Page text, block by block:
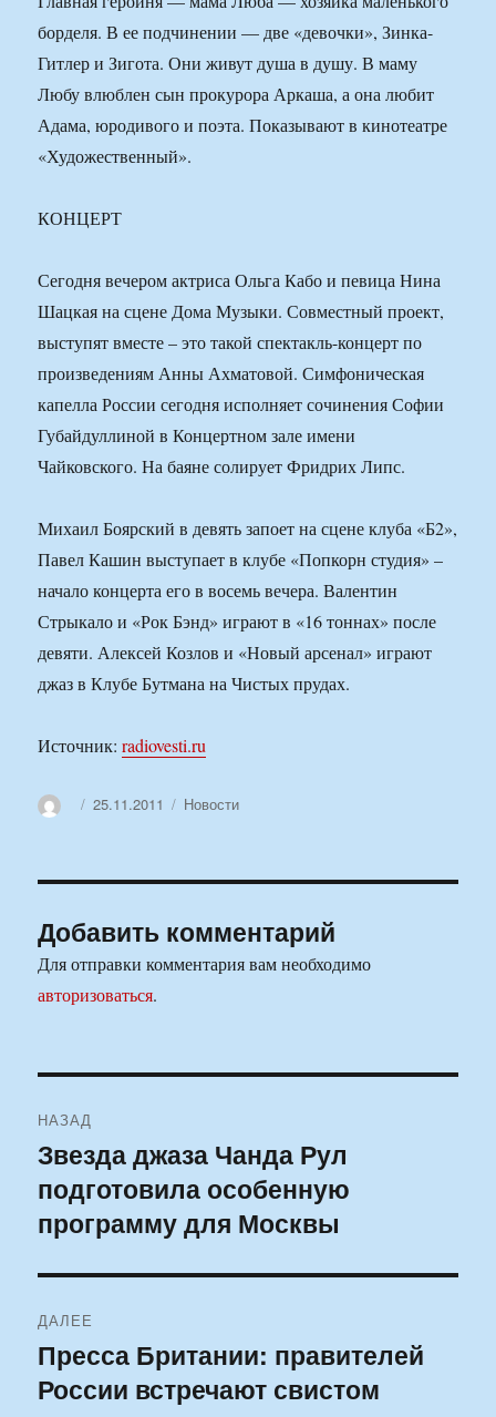
борделя. В ее подчинении — две «девочки», Зинка-
Гитлер и Зигота. Они живут душа в душу. В маму
Любу влюблен сын прокурора Аркаша, а она любит
Адама, юродивого и поэта. Показывают в кинотеатре
«Художественный».
КОНЦЕРТ
Сегодня вечером актриса Ольга Кабо и певица Нина
Шацкая на сцене Дома Музыки. Совместный проект,
выступят вместе – это такой спектакль-концерт по
произведениям Анны Ахматовой. Симфоническая
капелла России сегодня исполняет сочинения Софии
Губайдуллиной в Концертном зале имени
Чайковского. На баяне солирует Фридрих Липс.
Михаил Боярский в девять запоет на сцене клуба «Б2»,
Павел Кашин выступает в клубе «Попкорн студия» –
начало концерта его в восемь вечера. Валентин
Стрыкало и «Рок Бэнд» играют в «16 тоннах» после
девяти. Алексей Козлов и «Новый арсенал» играют
джаз в Клубе Бутмана на Чистых прудах.
Источник:radiovesti.ru
АвторОпубликовано
25.11.2011 Рубрики
Новости
Добавить комментарий
Для отправки комментария вам необходимо
авторизоваться.
по
записям
НАЗАД
Предыдущая
запись:
Звезда джаза Чанда Рул
подготовила особенную
программу для Москвы
ДАЛЕЕ
Следующая
запись:
Пресса Британии: правителей
России встречают свистом